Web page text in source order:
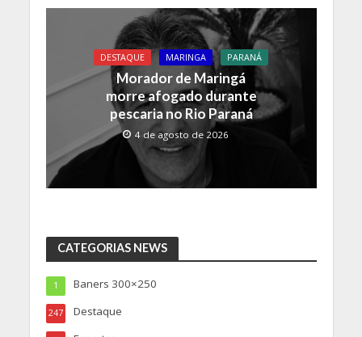
DESTAQUE MARINGA PARANÁ
Morador de Maringá
morre afogado durante
pescaria no Rio Paraná
4 de agosto de 2026
CATEGORIAS NEWS
Baners 300×250
1
Destaque
247